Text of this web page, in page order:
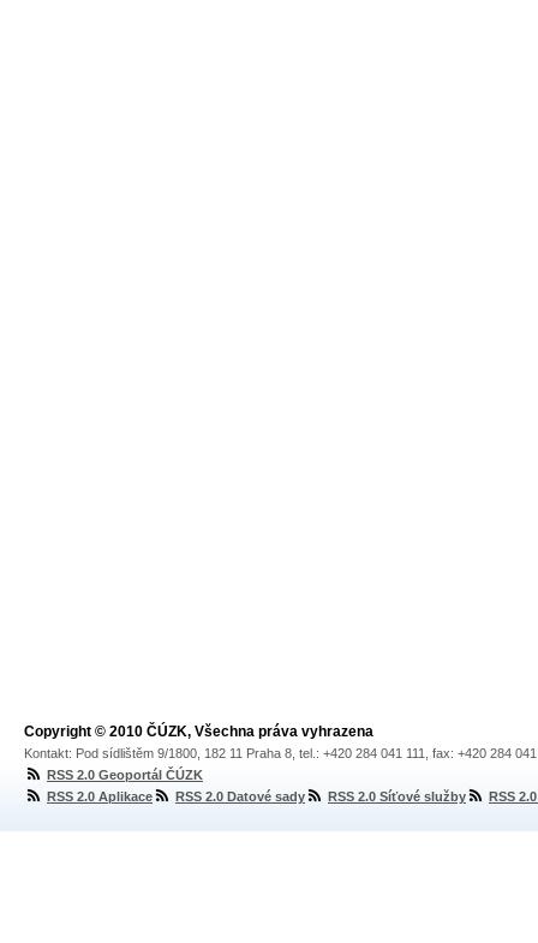
Copyright © 2010 ČÚZK, Všechna práva vyhrazena
Kontakt: Pod sídlištěm 9/1800, 182 11 Praha 8, tel.: +420 284 041 111, fax: +420 284
RSS 2.0 Geoportál ČÚZK
RSS 2.0 Aplikace
RSS 2.0 Datové sady RSS 2.0 Síťové služby RSS